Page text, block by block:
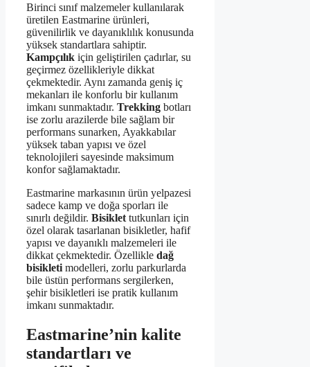
Birinci sınıf malzemeler kullanılarak
üretilen Eastmarine ürünleri,
güvenilirlik ve dayanıklılık konusunda
yüksek standartlara sahiptir.
Kampçılık için geliştirilen çadırlar, su
geçirmez özellikleriyle dikkat
çekmektedir. Aynı zamanda geniş iç
mekanları ile konforlu bir kullanım
imkanı sunmaktadır. Trekking botları
ise zorlu arazilerde bile sağlam bir
performans sunarken, Ayakkabılar
yüksek taban yapısı ve özel
teknolojileri sayesinde maksimum
konfor sağlamaktadır.
Eastmarine markasının ürün yelpazesi
sadece kamp ve doğa sporları ile
sınırlı değildir. Bisiklet tutkunları için
özel olarak tasarlanan bisikletler, hafif
yapısı ve dayanıklı malzemeleri ile
dikkat çekmektedir. Özellikle dağ
bisikleti modelleri, zorlu parkurlarda
bile üstün performans sergilerken,
şehir bisikletleri ise pratik kullanım
imkanı sunmaktadır.
Eastmarine’nin kalite
standartları ve